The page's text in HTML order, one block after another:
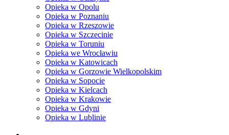
Opieka w Opolu
Opieka w Poznaniu
Opieka w Rzeszowie
Opieka w Szczecinie
Opieka w Toruniu
Opieka we Wrocławiu
Opieka w Katowicach
Opieka w Gorzowie Wielkopolskim
Opieka w Sopocie
Opieka w Kielcach
Opieka w Krakowie
Opieka w Gdyni
Opieka w Lublinie